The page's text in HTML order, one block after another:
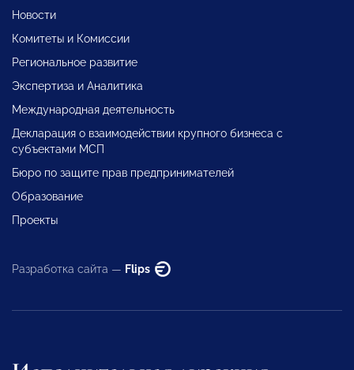
Новости
Комитеты и Комиссии
Региональное развитие
Экспертиза и Аналитика
Международная деятельность
Декларация о взаимодействии крупного бизнеса с
субъектами МСП
Бюро по защите прав предпринимателей
Образование
Проекты
Разработка сайта — Flips